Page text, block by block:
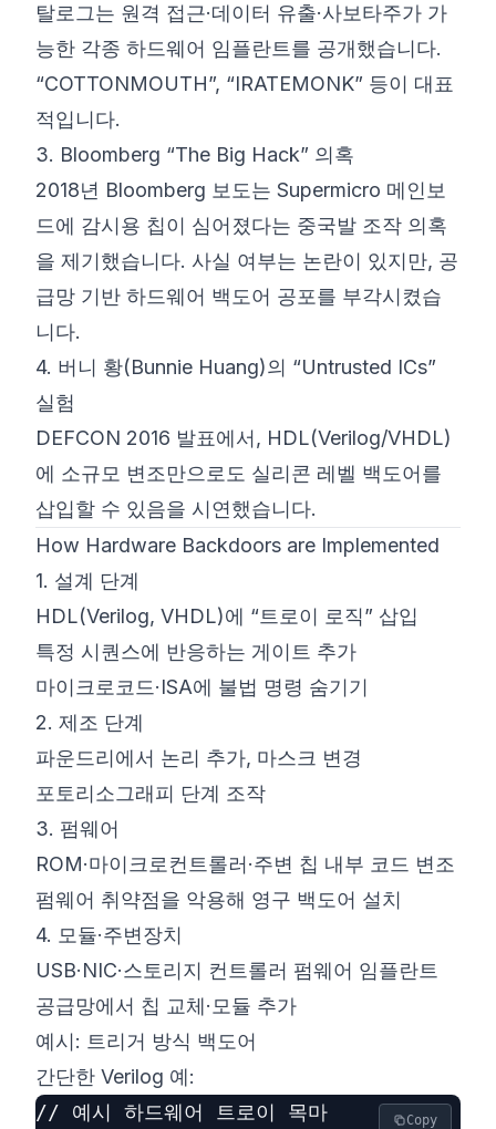
탈로그는 원격 접근·데이터 유출·사보타주가 가
능한 각종 하드웨어 임플란트를 공개했습니다.
“COTTONMOUTH”, “IRATEMONK” 등이 대표
적입니다.
3. Bloomberg “The Big Hack” 의혹
2018년 Bloomberg 보도는 Supermicro 메인보
드에 감시용 칩이 심어졌다는 중국발 조작 의혹
을 제기했습니다. 사실 여부는 논란이 있지만, 공
급망 기반 하드웨어 백도어 공포를 부각시켰습
니다.
4. 버니 황(Bunnie Huang)의 “Untrusted ICs”
실험
DEFCON 2016 발표에서, HDL(Verilog/VHDL)
에 소규모 변조만으로도 실리콘 레벨 백도어를
삽입할 수 있음을 시연했습니다.
How Hardware Backdoors are Implemented
1. 설계 단계
HDL(Verilog, VHDL)에 “트로이 로직” 삽입
특정 시퀀스에 반응하는 게이트 추가
마이크로코드·ISA에 불법 명령 숨기기
2. 제조 단계
파운드리에서 논리 추가, 마스크 변경
포토리소그래피 단계 조작
3. 펌웨어
ROM·마이크로컨트롤러·주변 칩 내부 코드 변조
펌웨어 취약점을 악용해 영구 백도어 설치
4. 모듈·주변장치
USB·NIC·스토리지 컨트롤러 펌웨어 임플란트
공급망에서 칩 교체·모듈 추가
예시: 트리거 방식 백도어
간단한 Verilog 예:
// 예시 하드웨어 트로이 목마
Copy